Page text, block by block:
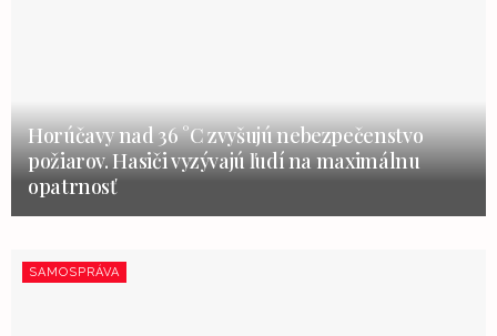
Horúčavy nad 36 °C zvyšujú nebezpečenstvo
požiarov. Hasiči vyzývajú ľudí na maximálnu
opatrnosť
SAMOSPRÁVA